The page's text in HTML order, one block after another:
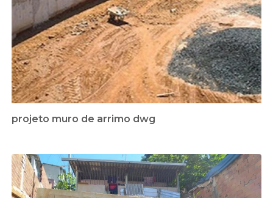
projeto muro de arrimo dwg